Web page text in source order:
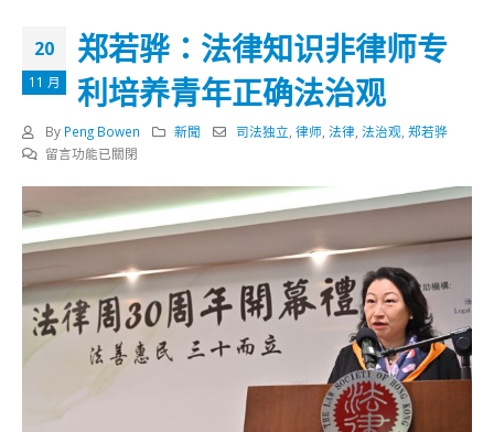
20
11 月
郑若骅：法律知识非律师专
利培养青年正确法治观
By Peng Bowen 新聞 司法独立,律师,法律,法治观,郑若骅
在
骅：
法
知
识
非
留言功能已關閉